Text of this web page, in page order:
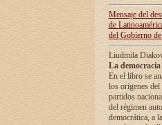
Mensaje del
de
del Gobierno
Liudmila
La
En el libro se
los orígenes
partidos
del régimen
democrática, а